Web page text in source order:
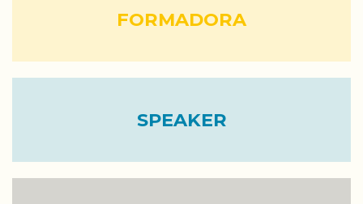
FORMADORA
SPEAKER